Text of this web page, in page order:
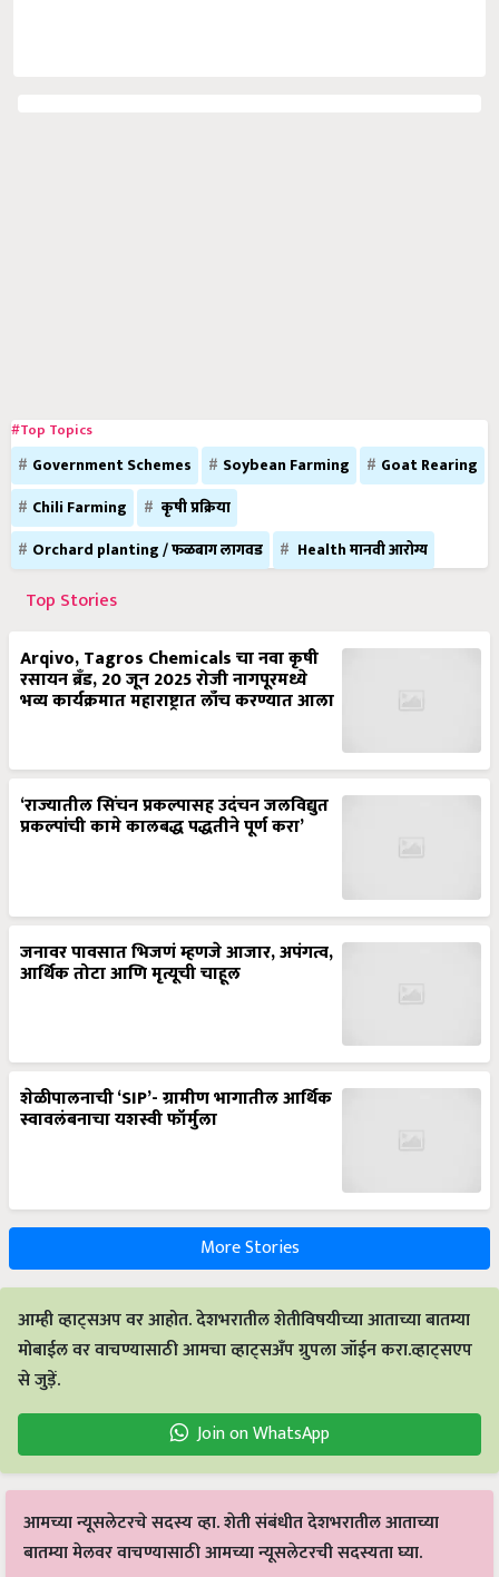
#Top Topics
Government Schemes Soybean Farming
Goat Rearing
Chili Farming
कृषी प्रक्रिया
Orchard planting / फळबाग लागवड
Health मानवी आरोग्य
Top Stories
Arqivo, Tagros Chemicals चा नवा कृषी
रसायन ब्रँड, 20 जून 2025 रोजी नागपूरमध्ये
भव्य कार्यक्रमात महाराष्ट्रात लाँच करण्यात आला
‘राज्यातील सिंचन प्रकल्पासह उदंचन जलविद्युत
प्रकल्पांची कामे कालबद्ध पद्धतीने पूर्ण करा’
जनावर पावसात भिजणं म्हणजे आजार, अपंगत्व,
आर्थिक तोटा आणि मृत्यूची चाहूल
शेळीपालनाची ‘SIP’- ग्रामीण भागातील आर्थिक
स्वावलंबनाचा यशस्वी फॉर्मुला
More Stories
आम्ही व्हाट्सअप वर आहोत. देशभरातील शेतीविषयीच्या आताच्या बातम्या
मोबाईल वर वाचण्यासाठी आमचा व्हाट्सअँप ग्रुपला जॉईन करा.व्हाट्सएप
से जुड़ें.
Join on WhatsApp
आमच्या न्यूसलेटरचे सदस्य व्हा. शेती संबंधीत देशभरातील आताच्या
बातम्या मेलवर वाचण्यासाठी आमच्या न्यूसलेटरची सदस्यता घ्या.